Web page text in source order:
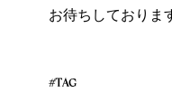
お待ちしておりま
#TAG